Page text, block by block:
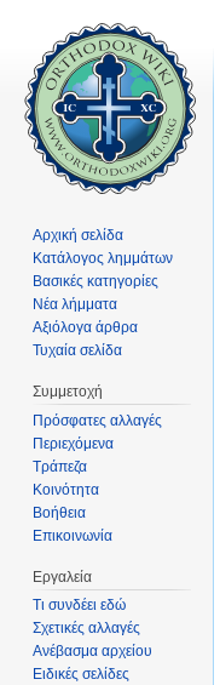
Αρχική σελίδα
Κατάλογος λημμάτων
Βασικές κατηγορίες
Νέα λήμματα
Αξιόλογα άρθρα
Τυχαία σελίδα
Συμμετοχή
Πρόσφατες αλλαγές
Περιεχόμενα
Τράπεζα
Κοινότητα
Βοήθεια
Επικοινωνία
Εργαλεία
Τι συνδέει εδώ
Σχετικές αλλαγές
Ανέβασμα αρχείου
Ειδικές σελίδες